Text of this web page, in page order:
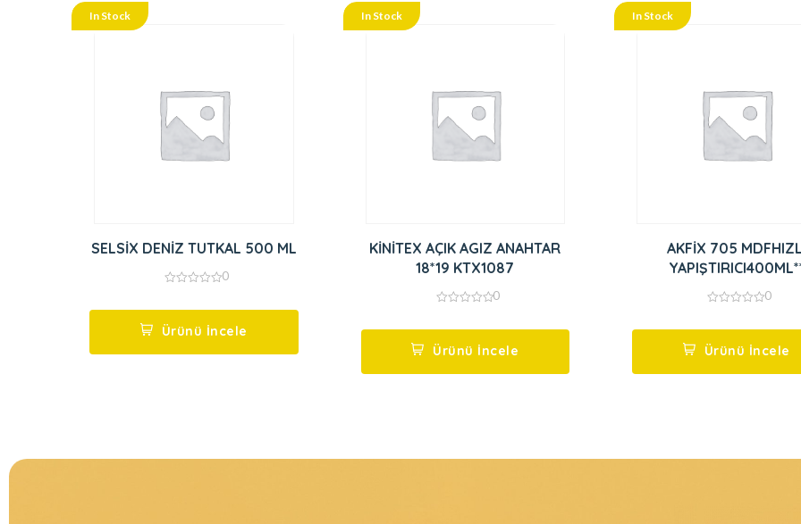
In Stock
SELSİX DENİZ TUTKAL 500 ML
5
0
Ürünü İncele
In Stock
KİNİTEX AÇIK AGIZ ANAHTAR
18*19 KTX1087
5
0
Ürünü İncele
In Stock
AKFİX 705
5
0
Ürünü İncele